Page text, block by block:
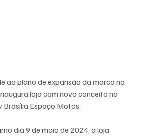
ao plano de expansão da marca no
loja com novo conceito na
Brasília Espaço Motos.
dia 9 de maio de 2024, a loja